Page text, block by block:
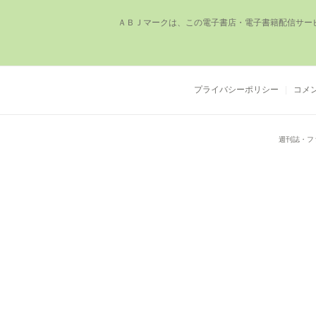
ＡＢＪマークは、この電⼦書店・電⼦書籍配信サ
プライバシーポリシー コメ
週刊誌・フ